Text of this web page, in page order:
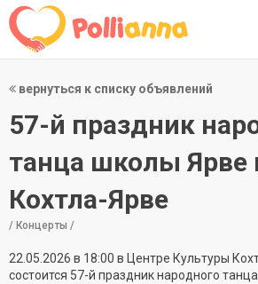
вернуться к списку объявлений
57-й праздник
танца школы Ярве
Кохтла-Ярве
/ Концерты /
22.05.2026 в 18:00 в Центре Культуры
состоится 57-й праздник народного